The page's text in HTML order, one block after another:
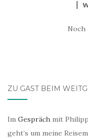
Noch
ZU GAST BEIM
Im Gespräch mit
geht’s um meine